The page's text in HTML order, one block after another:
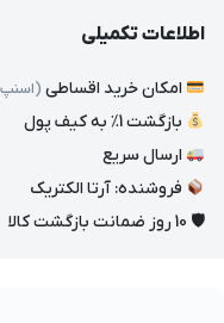
اطلاعات تکمیلی
امکان خرید اقساطی
بازگشت 1٪ به کیف پول
ارسال سریع
فروشنده: آرتا الکتریک
🛡 10 روز ضمانت بازگشت کالا